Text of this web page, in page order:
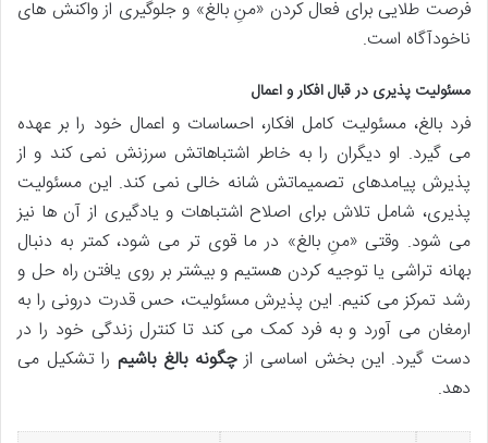
فرصت طلایی برای فعال کردن «منِ بالغ» و جلوگیری از واکنش های
ناخودآگاه است.
مسئولیت پذیری در قبال افکار و اعمال
فرد بالغ، مسئولیت کامل افکار، احساسات و اعمال خود را بر عهده
می گیرد. او دیگران را به خاطر اشتباهاتش سرزنش نمی کند و از
پذیرش پیامدهای تصمیماتش شانه خالی نمی کند. این مسئولیت
پذیری، شامل تلاش برای اصلاح اشتباهات و یادگیری از آن ها نیز
می شود. وقتی «منِ بالغ» در ما قوی تر می شود، کمتر به دنبال
بهانه تراشی یا توجیه کردن هستیم و بیشتر بر روی یافتن راه حل و
رشد تمرکز می کنیم. این پذیرش مسئولیت، حس قدرت درونی را به
ارمغان می آورد و به فرد کمک می کند تا کنترل زندگی خود را در
دست گیرد. این بخش اساسی ازچگونه بالغ باشیمرا تشکیل می
دهد.